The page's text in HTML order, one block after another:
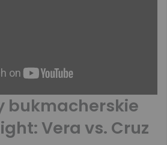
bukmacherskie
Vera vs. Cruz